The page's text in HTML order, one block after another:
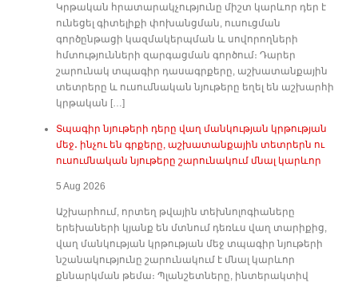
Կրթական հրատարակչությունը միշտ կարևոր դեր է
ունեցել գիտելիքի փոխանցման, ուսուցման
գործընթացի կազմակերպման և սովորողների
հմտությունների զարգացման գործում։ Դարեր
շարունակ տպագիր դասագրքերը, աշխատանքային
տետրերը և ուսումնական նյութերը եղել են աշխարհի
կրթական […]
Տպագիր նյութերի դերը վաղ մանկության կրթության
մեջ․ ինչու են գրքերը, աշխատանքային տետրերն ու
ուսումնական նյութերը շարունակում մնալ կարևոր
5 Aug 2026
Աշխարհում, որտեղ թվային տեխնոլոգիաները
երեխաների կյանք են մտնում դեռևս վաղ տարիքից,
վաղ մանկության կրթության մեջ տպագիր նյութերի
նշանակությունը շարունակում է մնալ կարևոր
քննարկման թեմա։ Պլանշետները, ինտերակտիվ